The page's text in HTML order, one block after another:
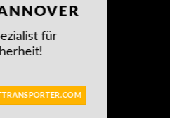
für